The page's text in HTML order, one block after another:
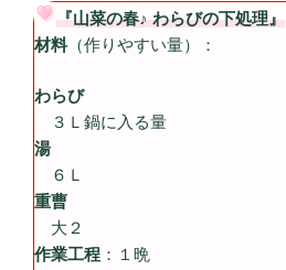
『山菜の春♪ わらびの下処理』
材料（作りやすい量）：
わらび
３Ｌ鍋に入る量
湯
６Ｌ
重曹
大２
作業工程 ：１晩